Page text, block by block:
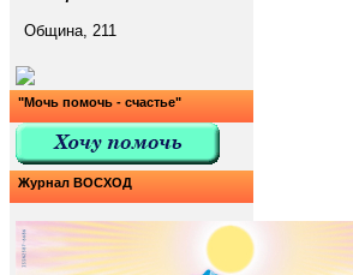
Община, 211
"Мочь помочь - счастье"
Журнал ВОСХОД